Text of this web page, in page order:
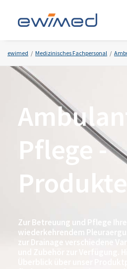
ewimed Medizinisches Fachpersonal
Pflege -
Produkte
Zur Betreuung und Pflege
wiederkehrendem
zur Drainage verschiedene